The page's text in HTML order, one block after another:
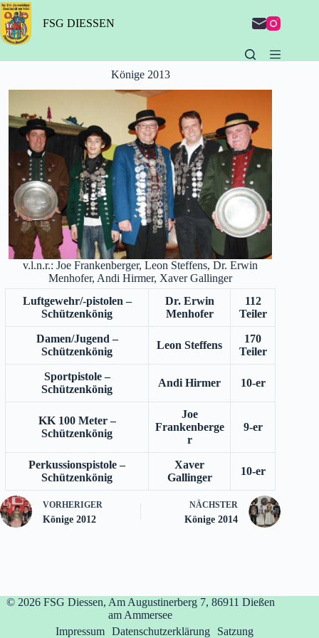
Zum
Inhalt
springen
FSG DIESSEN
Könige 2013
v.l.n.r.: Joe Frankenberger, Leon Steffens, Dr. Erwin
Menhofer, Andi Hirmer, Xaver Gallinger
Luftgewehr/-pistolen –
Schützenkönig
Dr. Erwin
Menhofer
112
Teiler
Damen/Jugend –
Schützenkönig
Leon Steffens
170
Teiler
Sportpistole –
Schützenkönig
Andi Hirmer 10-er
KK 100 Meter –
Schützenkönig
Joe
Frankenberge
r
9-er
Perkussionspistole –
Schützenkönig
Xaver
Gallinger
10-er
VORHERIGER
Könige 2012
NÄCHSTER
Könige 2014
© 2026 FSG Diessen, Am Augustinerberg 7, 86911 Dießen
am Ammersee
Impressum Datenschutzerklärung Satzung